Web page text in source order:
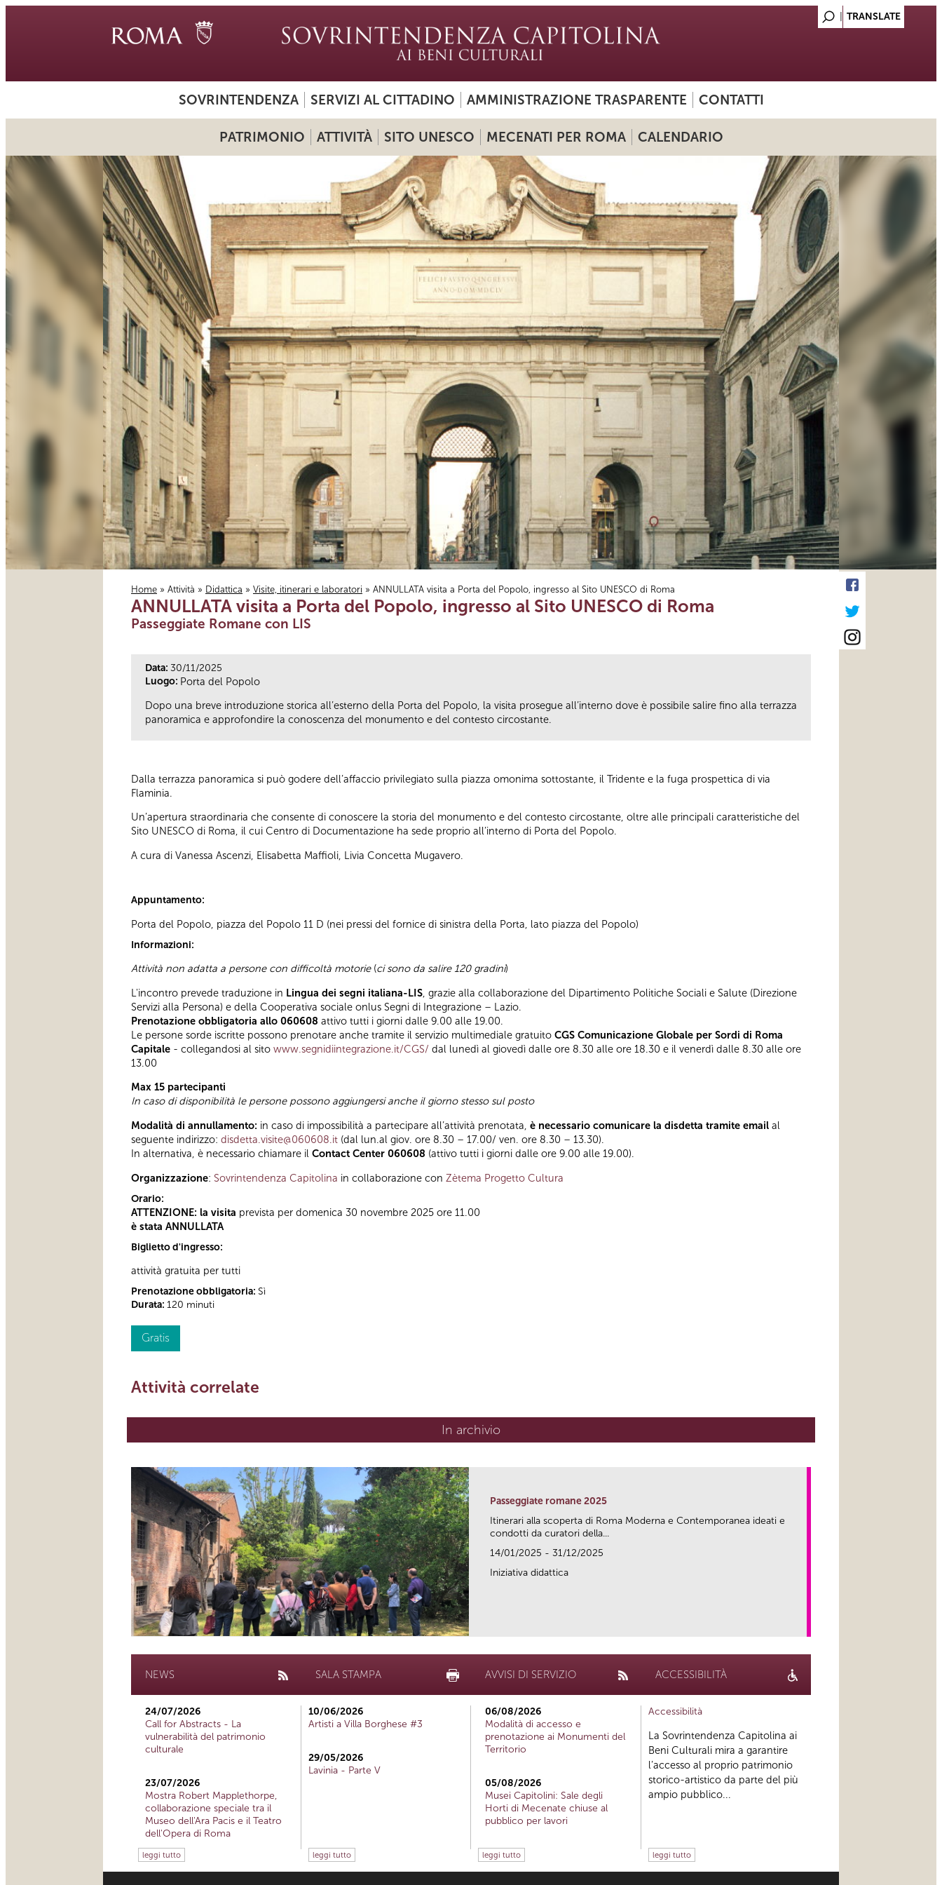
SOVRINTENDENZA SERVIZI AL CITTADINO AMMINISTRAZIONE TRASPARENTE CONTATTI
PATRIMONIO ATTIVITÀ SITO UNESCO MECENATI PER ROMA CALENDARIO
Tu sei qui
Home » Attività » Didattica » Visite, itinerari e laboratori » ANNULLATA visita a Porta del Popolo, ingresso al Sito UNESCO di Roma
ANNULLATA visita a Porta del Popolo, ingresso al Sito UNESCO di Roma
Passeggiate Romane con LIS
Data: 30/11/2025
Luogo: Porta del Popolo
Dopo una breve introduzione storica all’esterno della Porta del Popolo, la visita prosegue all’interno dove è possibile salire fino alla terrazza
panoramica e approfondire la conoscenza del monumento e del contesto circostante.
Dalla terrazza panoramica si può godere dell’affaccio privilegiato sulla piazza omonima sottostante, il Tridente e la fuga prospettica di via
Flaminia.
Un’apertura straordinaria che consente di conoscere la storia del monumento e del contesto circostante, oltre alle principali caratteristiche del
Sito UNESCO di Roma, il cui Centro di Documentazione ha sede proprio all’interno di Porta del Popolo.
A cura di Vanessa Ascenzi, Elisabetta Maffioli, Livia Concetta Mugavero.
Appuntamento:
Porta del Popolo, piazza del Popolo 11 D (nei pressi del fornice di sinistra della Porta, lato piazza del Popolo)
Informazioni:
Attività non adatta a persone con difficoltà motorie(ci sono da salire 120 gradini)
L'incontro prevede traduzione in Lingua dei segni italiana-LIS, grazie alla collaborazione del Dipartimento Politiche Sociali e Salute (Direzione
Servizi alla Persona) e della Cooperativa sociale onlus Segni di Integrazione – Lazio.
Prenotazione obbligatoria allo 060608 attivo tutti i giorni dalle 9.00 alle 19.00.
Le persone sorde iscritte possono prenotare anche tramite il servizio multimediale gratuito CGS Comunicazione Globale per Sordi di Roma
Capitale - collegandosi al sito www.segnidiintegrazione.it/CGS/ dal lunedì al giovedì dalle ore 8.30 alle ore 18.30 e il venerdì dalle 8.30 alle ore
13.00
Max 15 partecipanti
In caso di disponibilità le persone possono aggiungersi anche il giorno stesso sul posto
Modalità di annullamento: in caso di impossibilità a partecipare all’attività prenotata, è necessario comunicare la disdetta tramite email al
seguente indirizzo: disdetta.visite@060608.it (dal lun.al giov. ore 8.30 – 17.00/ ven. ore 8.30 – 13.30).
In alternativa, è necessario chiamare il Contact Center 060608 (attivo tutti i giorni dalle ore 9.00 alle 19.00).
Organizzazione: Sovrintendenza Capitolina in collaborazione con Zètema Progetto Cultura
Orario:
ATTENZIONE: la visita prevista per domenica 30 novembre 2025 ore 11.00
è stata ANNULLATA
Biglietto d'ingresso:
attività gratuita per tutti
Prenotazione obbligatoria: Sì
Durata: 120 minuti
Gratis
Attività correlate
In archivio
Passeggiate romane 2025
Itinerari alla scoperta di Roma Moderna e Contemporanea ideati e
condotti da curatori della...
14/01/2025 - 31/12/2025
Iniziativa didattica
NEWS
24/07/2026
Call for Abstracts - La
vulnerabilità del patrimonio
culturale
23/07/2026
Mostra Robert Mapplethorpe,
collaborazione speciale tra il
Museo dell'Ara Pacis e il Teatro
dell'Opera di Roma
leggi tutto
SALA STAMPA
10/06/2026
Artisti a Villa Borghese #3
29/05/2026
Lavinia - Parte V
leggi tutto
AVVISI DI SERVIZIO
06/08/2026
Modalità di accesso e
prenotazione ai Monumenti del
Territorio
05/08/2026
Musei Capitolini: Sale degli
Horti di Mecenate chiuse al
pubblico per lavori
leggi tutto
ACCESSIBILITÀ
Accessibilità
La Sovrintendenza Capitolina ai
Beni Culturali mira a garantire
l’accesso al proprio patrimonio
storico-artistico da parte del più
ampio pubblico...
leggi tutto